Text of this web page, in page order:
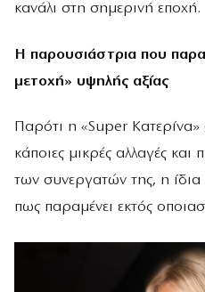
κανάλι στη σημερινή εποχή.
Η παρουσιάστρια που
μετοχή» υψηλής αξίας
Παρότι η «Super Κατερίνα»
κάποιες μικρές αλλαγές
των συνεργατών της, η
πως παραμένει εκτός